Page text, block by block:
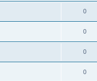
0
0
0
0